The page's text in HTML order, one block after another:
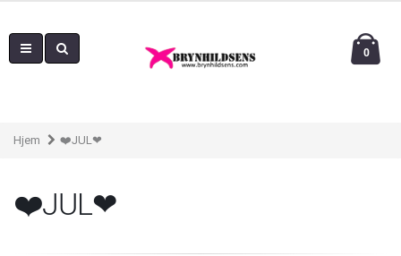
0
Hjem ❤️JUL❤
❤️JUL❤